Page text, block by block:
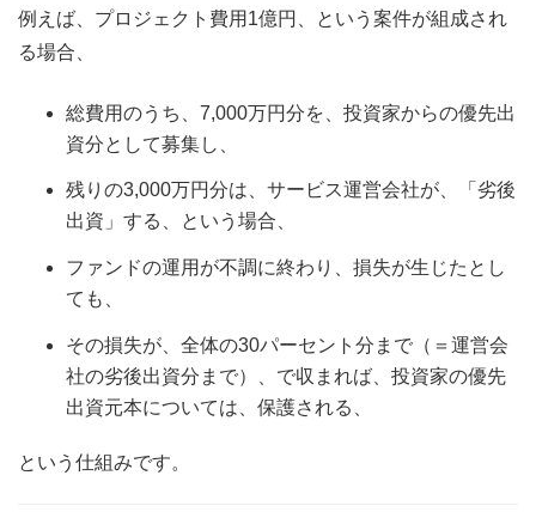
例えば、プロジェクト費用1億円、という案件が組成され
る場合、
総費用のうち、7,000万円分を、投資家からの優先出
資分として募集し、
残りの3,000万円分は、サービス運営会社が、「劣後
出資」する、という場合、
ファンドの運用が不調に終わり、損失が生じたとし
ても、
その損失が、全体の30パーセント分まで（＝運営会
社の劣後出資分まで）、で収まれば、投資家の優先
出資元本については、保護される、
という仕組みです。